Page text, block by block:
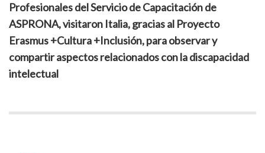
Profesionales del Servicio de Capacitación de
ASPRONA, visitaron Italia, gracias al Proyecto
Erasmus +Cultura +Inclusión, para observar y
compartir aspectos relacionados con la discapacidad
intelectual